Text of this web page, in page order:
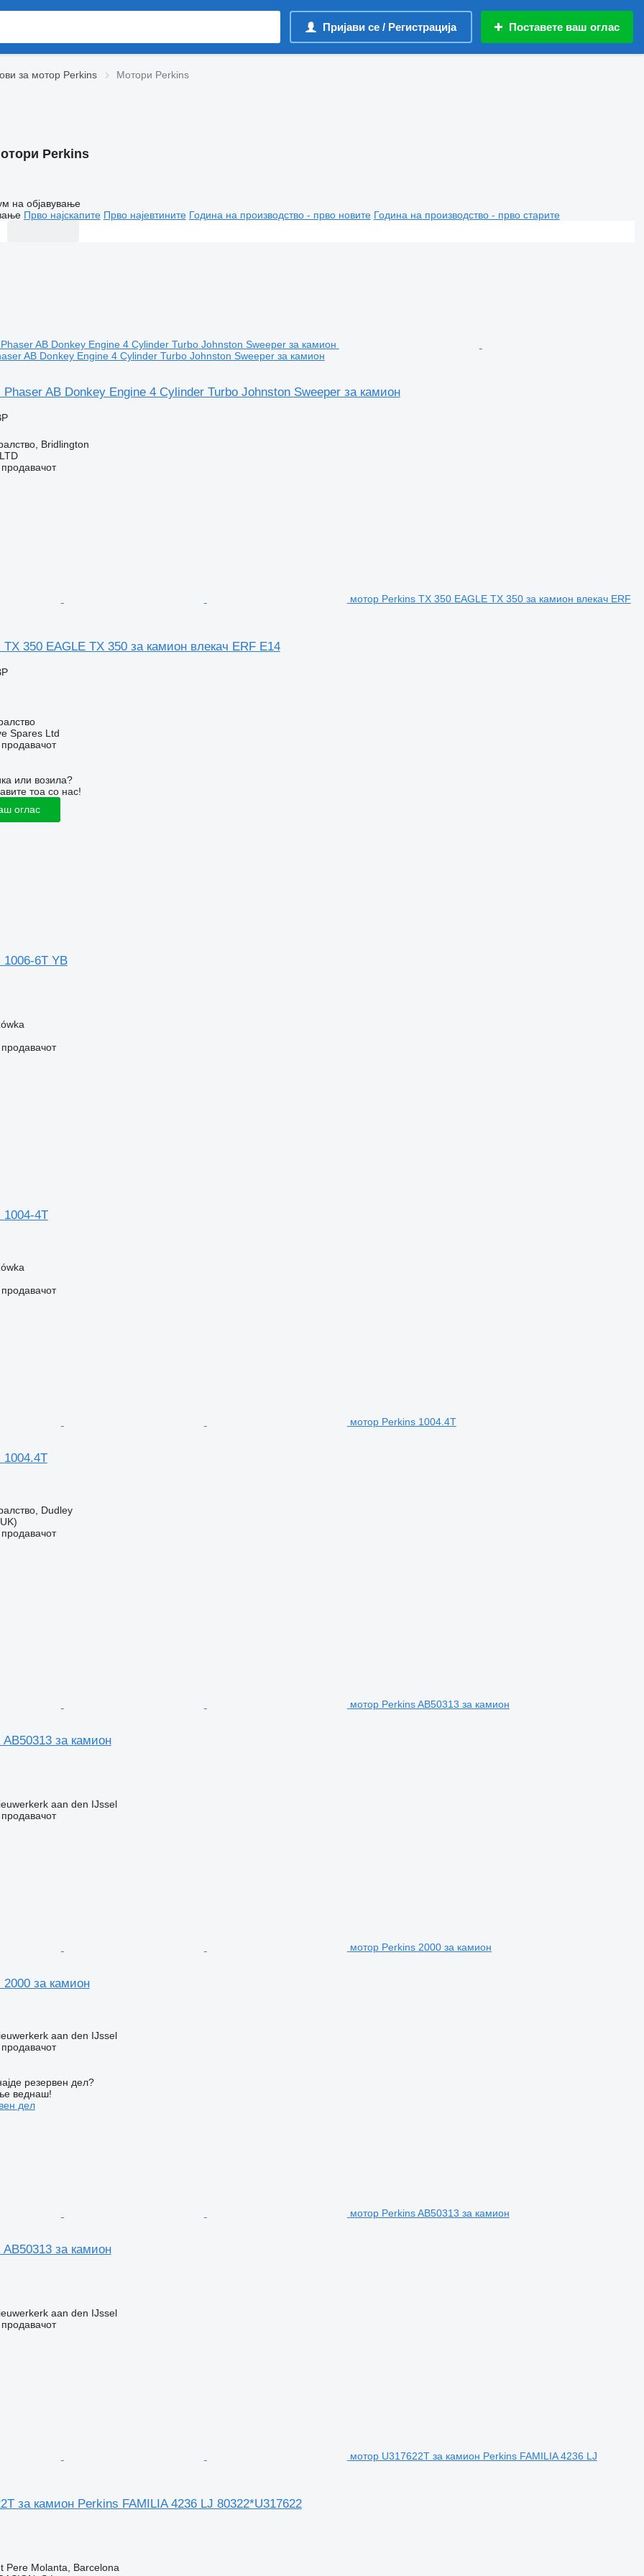
Пријави се / Регистрација Поставете ваш оглас
за мотор Perkins Мотори Perkins
Perkins
на објавување
Прво најскапите Прво најевтините Година на производство - прво новите Година на производство - прво старите
AB Donkey Engine 4 Cylinder Turbo Johnston Sweeper за камион
AB Donkey Engine 4 Cylinder Turbo Johnston Sweeper за камион
Bridlington
продавачот
мотор Perkins TX 350 EAGLE TX 350 за камион влекач ERF
350 EAGLE TX 350 за камион влекач ERF E14
Spares Ltd
продавачот
или возила?
тоа со нас!
оглас
6T YB
продавачот
4T
продавачот
мотор Perkins 1004.4T
Dudley
продавачот
мотор Perkins AB50313 за камион
за камион
aan den IJssel
продавачот
мотор Perkins 2000 за камион
за камион
aan den IJssel
продавачот
резервен дел?
веднаш!
дел
мотор Perkins AB50313 за камион
за камион
aan den IJssel
продавачот
мотор U317622T за камион Perkins FAMILIA 4236 LJ
за камион Perkins FAMILIA 4236 LJ 80322*U317622
Pere Molanta, Barcelona